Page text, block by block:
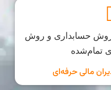
روش حسابداری و روش
تمام‌شده
مالی حرفه‌ای